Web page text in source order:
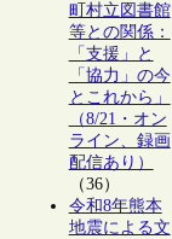
町村立図書館
等との関係：
「支援」と
「協力」の今
とこれから」
（8/21・オン
ライン、録画
配信あり）
（36）
令和8年熊本
地震による文